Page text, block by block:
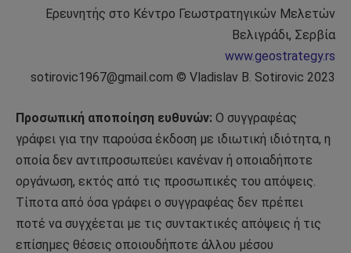
Ερευνητής στο Κέντρο Γεωστρατηγικών Μελετών
Βελιγράδι, Σερβία
www.geostrategy.rs
sotirovic1967@gmail.com © Vladislav B. Sotirovic 2023
Προσωπική αποποίηση ευθυνών: Ο συγγραφέας
γράφει για την παρούσα έκδοση με ιδιωτική ιδιότητα, η
οποία δεν αντιπροσωπεύει κανέναν ή οποιαδήποτε
οργάνωση, εκτός από τις προσωπικές του απόψεις.
Τίποτα από όσα γράφει ο συγγραφέας δεν πρέπει
ποτέ να συγχέεται με τις συντακτικές απόψεις ή τις
επίσημες θέσεις οποιουδήποτε άλλου μέσου